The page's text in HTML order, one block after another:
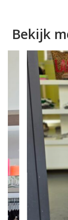
Bekijk